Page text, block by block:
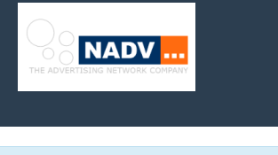
Marktplatz, entwickelt von